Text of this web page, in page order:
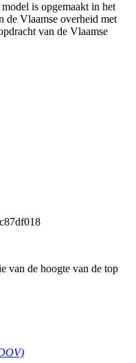
is opgemaakt in het
de Vlaamse overheid met
van de Vlaamse
van de hoogte van de top